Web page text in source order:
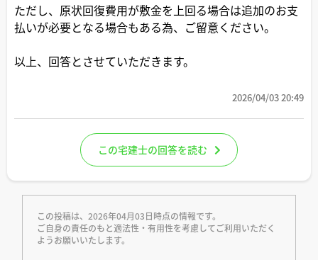
ただし、原状回復費用が敷金を上回る場合は追加のお支
払いが必要となる場合もある為、ご留意ください。
以上、回答とさせていただきます。
2026/04/03 20:49
この宅建士の回答を読む
この投稿は、2026年04月03日時点の情報です。
ご自身の責任のもと適法性・有用性を考慮してご利用いただく
ようお願いいたします。